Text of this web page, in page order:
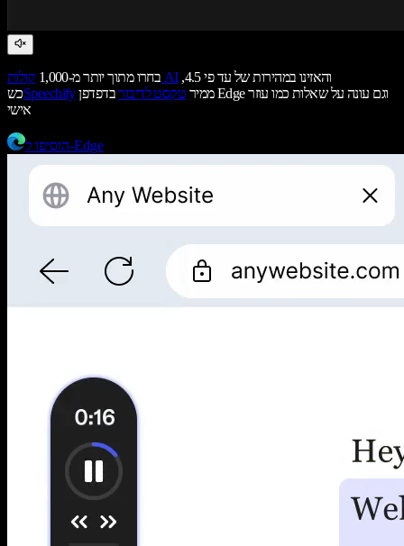
בחרו מתוך יותר מ-1,000 קולות AIוהאזינו במהירות של עד פי 4.5,
כשSpeechify ממיר טקסט לדיבורבדפדפן Edge וגם עונה על שאלות כמו עוזר
אישי
הוסיפו ל-Edge